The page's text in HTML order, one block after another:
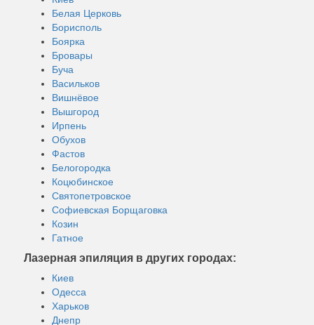
Белая Церковь
Борисполь
Боярка
Бровары
Буча
Васильков
Вишнёвое
Вышгород
Ирпень
Обухов
Фастов
Белогородка
Коцюбинское
Святопетровское
Софиевская Борщаговка
Козин
Гатное
Лазерная эпиляция в других городах:
Киев
Одесса
Харьков
Днепр